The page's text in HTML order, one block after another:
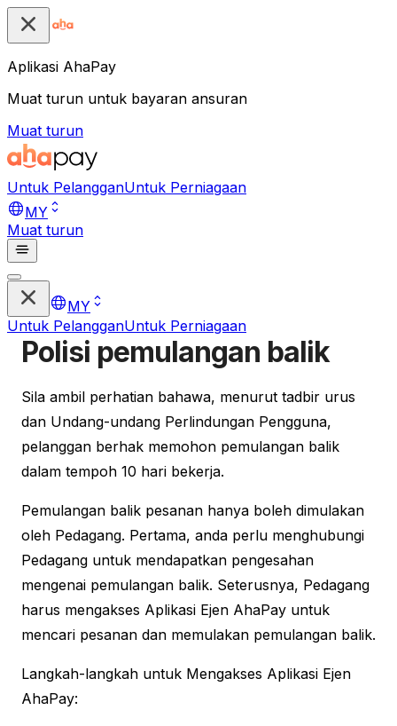
Aplikasi AhaPay
Muat turun untuk bayaran ansuran
Muat turun
Untuk PelangganUntuk Perniagaan
MY
Muat turun
MY
Untuk PelangganUntuk Perniagaan
Polisi pemulangan balik
Sila ambil perhatian bahawa, menurut tadbir urus
dan Undang-undang Perlindungan Pengguna,
pelanggan berhak memohon pemulangan balik
dalam tempoh 10 hari bekerja.
Pemulangan balik pesanan hanya boleh dimulakan
oleh Pedagang. Pertama, anda perlu menghubungi
Pedagang untuk mendapatkan pengesahan
mengenai pemulangan balik. Seterusnya, Pedagang
harus mengakses Aplikasi Ejen AhaPay untuk
mencari pesanan dan memulakan pemulangan balik.
Langkah-langkah untuk Mengakses Aplikasi Ejen
AhaPay: